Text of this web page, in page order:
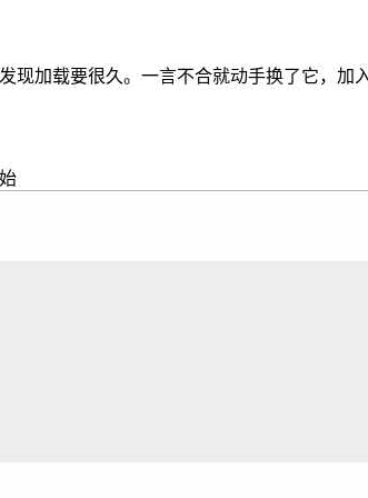
加载要很久。一言不合就动手换了它，加